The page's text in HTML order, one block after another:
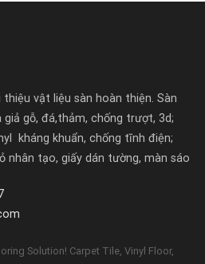
vật liệu sàn hoàn thiện. Sàn
gỗ, đá,thảm, chống trượt, 3d;
kháng khuẩn, chống tĩnh điện;
nhân tạo, giấy dán tường, màn sáo
Solution! Carpet Tile, Vinyl Floor,